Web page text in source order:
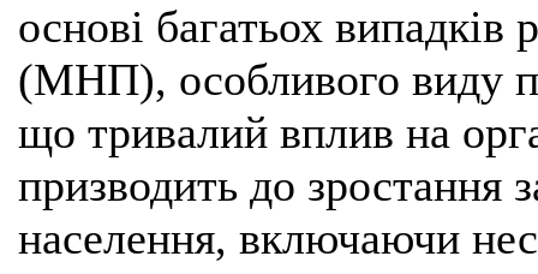
основі багатьох
(МНП), особливого виду
що тривалий вплив на
призводить до зростання
населення, включаючи